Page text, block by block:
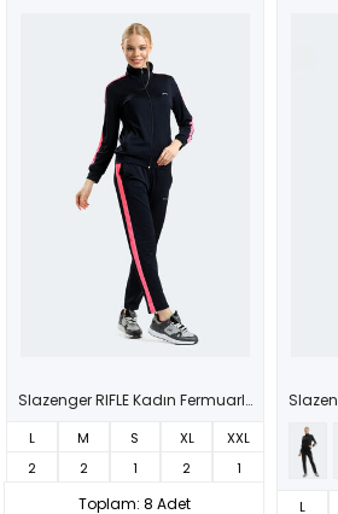
Slazenger RIFLE Kadın Fermuarlı Dik Yaka Cepli Lacivert Eşofman Takımı
L M S XL
XXL
2
2 1 2 1
Toplam: 8 Adet L